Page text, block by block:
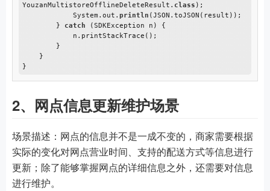
YouzanMultistoreOfflineDeleteResult. class );
            System.out.
println (JSON.toJSON(result));
        }
catch (SDKException n) {
2、网点信息更新维护场景
场景描述：网点的信息并不是一成不变的，商家需要根据
实际的变化对网点营业时间、支持的配送方式等信息进行
更新；除了能够掌握网点的详细信息之外，还需要对信息
进行维护。